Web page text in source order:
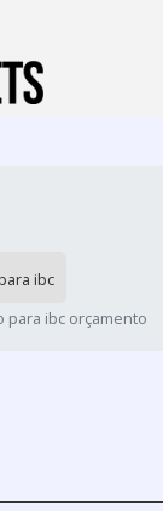
ibc
para ibc orçamento